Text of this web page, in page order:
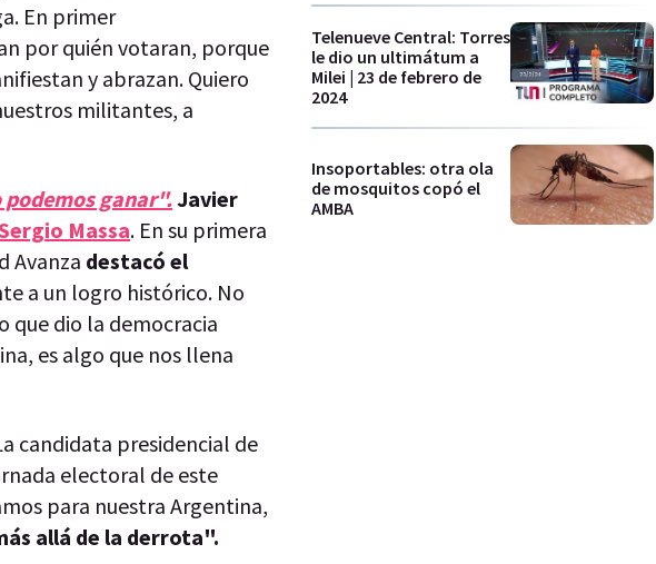
En primer
por quién votaran, porque
y abrazan. Quiero
militantes, a
ganar".Javier
Massa. En su primera
Avanza destacó el
a un logro histórico. No
que dio la democracia
es algo que nos llena
candidata presidencial de
electoral de este
para nuestra Argentina,
allá de la derrota".
Telenueve Central: Torres
le dio un ultimátum a
Milei | 23 de febrero de
2024
Insoportables: otra ola
de mosquitos copó el
AMBA